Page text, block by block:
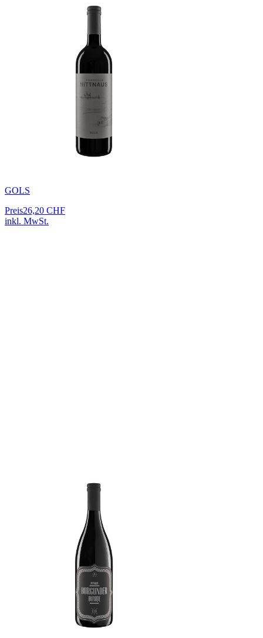
GOLS
Preis26,20 CHF
inkl. MwSt.